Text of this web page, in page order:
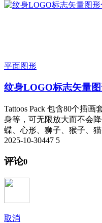
平面图形
纹身LOGO标志矢量
Tattoos Pack 包含80个插
身等，可无限放大而不会
蝶、心形、狮子、猴子、
2025-10-30447 5
评论0
取消